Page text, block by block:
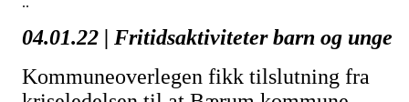
04.01.22 | Fritidsaktiviteter barn og unge
Kommuneoverlegen fikk tilslutning fra